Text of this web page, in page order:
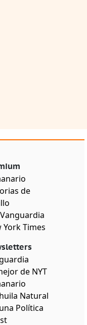
de
York Times
de NYT
Natural
Política